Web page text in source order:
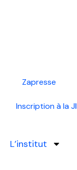
Zapresse
Inscription à la
L’institut